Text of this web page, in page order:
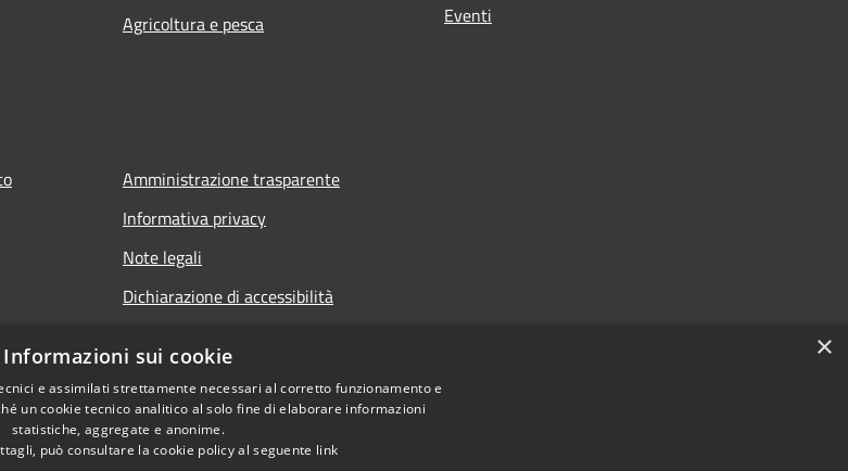
Agricoltura e pesca
Eventi
Amministrazione trasparente
Informativa privacy
Note legali
Dichiarazione di accessibilità
×
Informazioni sui cookie
e assimilati strettamente necessari al corretto funzionamento e
un cookie tecnico analitico al solo fine di elaborare informazioni
statistiche, aggregate e anonime.
può consultare la cookie policy al seguente link